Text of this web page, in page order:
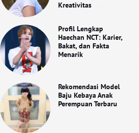
Kreativitas
Profil Lengkap
Haechan NCT: Karier,
Bakat, dan Fakta
Menarik
Rekomendasi Model
Baju Kebaya Anak
Perempuan Terbaru